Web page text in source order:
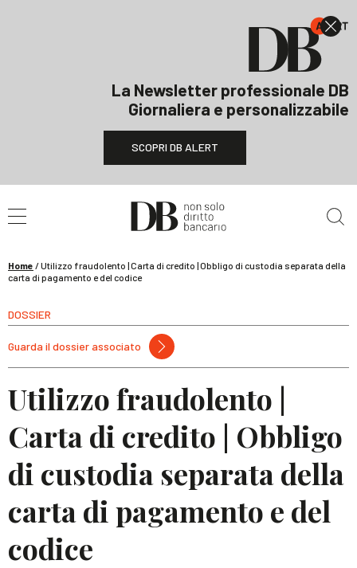
La Newsletter professionale DB
Giornaliera e personalizzabile
SCOPRI DB ALERT
Home /Utilizzo fraudolento | Carta di credito | Obbligo di custodia separata della
carta di pagamento e del codice
DOSSIER
Guarda il dossier associato
Utilizzo fraudolento |
Carta di credito | Obbligo
di custodia separata della
carta di pagamento e del
codice